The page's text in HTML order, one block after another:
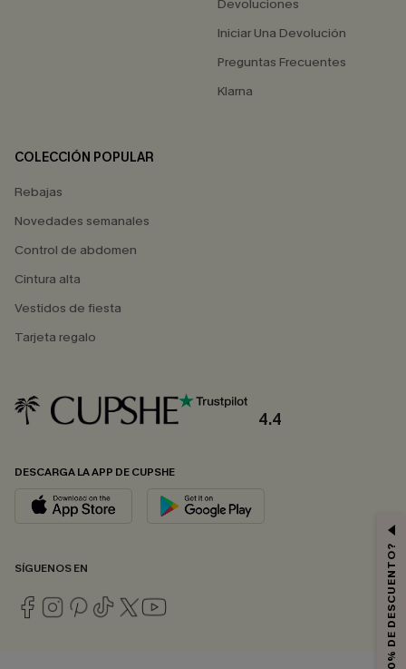
Devoluciones
Iniciar Una Devolución
Preguntas Frecuentes
Klarna
COLECCIÓN POPULAR
Rebajas
Novedades semanales
Control de abdomen
Cintura alta
Vestidos de fiesta
Tarjeta regalo
4.4
DESCARGA LA APP DE CUPSHE
SÍGUENOS EN